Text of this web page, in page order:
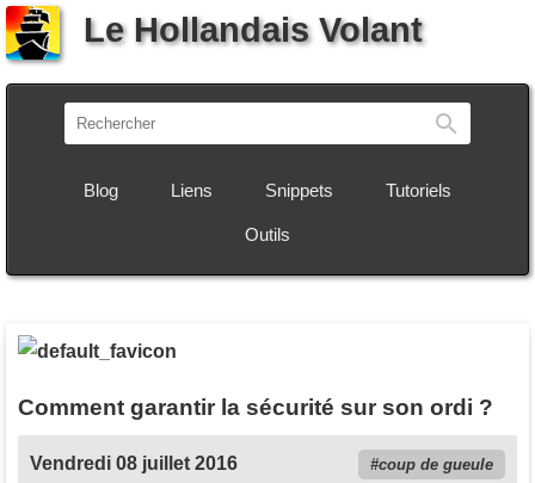
Le Hollandais Volant
Blog Liens Snippets Tutoriels
Outils
Comment garantir la sécurité sur son ordi ?
Vendredi 08 juillet 2016 coup de gueule